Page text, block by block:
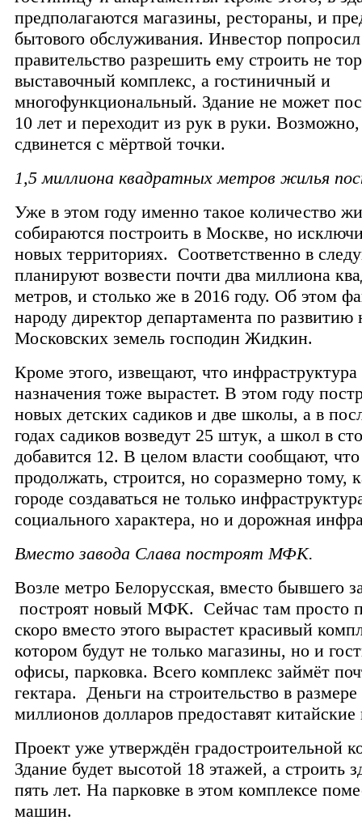
предполагаются магазины, рестораны, и
бытового обслуживания. Инвестор
правительство разрешить ему строить не
выставочный комплекс, а гостиничный и
многофункциональный. Здание не может
10 лет и переходит из рук в руки.
сдвинется с мёртвой точки.
1,5 миллиона квадратных метров жилья
Уже в этом году именно такое количество
собираются построить в Москве, но
новых территориях. Соответственно в
планируют возвести почти два миллиона
метров, и столько же в 2016 году. Об этом
народу директор департамента по развитию
Московских земель господин Жидкин.
Кроме этого, извещают, что инфраструктура
назначения тоже вырастет. В этом году
новых детских садиков и две школы, а в
годах садиков возведут 25 штук, а школ в
добавится 12. В целом власти сообщают,
продолжать, строится, но соразмерно тому,
городе создаваться не только
социального характера, но и дорожная
Вместо завода Слава построят МФК.
Возле метро Белорусская, вместо бывшего
построят новый МФК. Сейчас там просто
скоро вместо этого вырастет красивый
котором будут не только магазины, но и
офисы, парковка. Всего комплекс займёт
гектара. Деньги на строительство в размере
миллионов долларов предоставят
Проект уже утверждён градостроительной
Здание будет высотой 18 этажей, а строить
пять лет. На парковке в этом комплексе
машин.